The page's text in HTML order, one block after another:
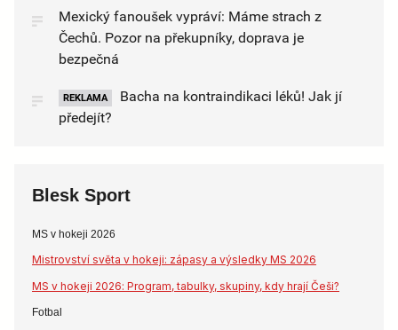
Mexický fanoušek vypráví: Máme strach z
Čechů. Pozor na překupníky, doprava je
bezpečná
REKLAMA
Bacha na kontraindikaci léků! Jak jí
předejít?
Blesk Sport
MS v hokeji 2026
Mistrovství světa v hokeji: zápasy a výsledky MS 2026
MS v hokeji 2026: Program, tabulky, skupiny, kdy hrají Češi?
Fotbal